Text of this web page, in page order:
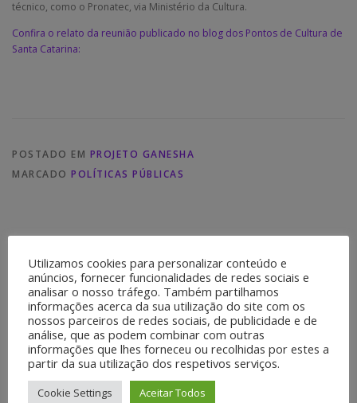
técnico, como o Pronatec, via Ministério da Cultura.
Confira o relato da reunião publicado no blog dos Pontos de Cultura de
Santa Catarina:
POSTADO EM PROJETO GANESHA
MARCADO POLÍTICAS PÚBLICAS
Utilizamos cookies para personalizar conteúdo e
anúncios, fornecer funcionalidades de redes sociais e
analisar o nosso tráfego. Também partilhamos
informações acerca da sua utilização do site com os
nossos parceiros de redes sociais, de publicidade e de
análise, que as podem combinar com outras
informações que lhes forneceu ou recolhidas por estes a
partir da sua utilização dos respetivos serviços.
Cookie Settings Aceitar Todos